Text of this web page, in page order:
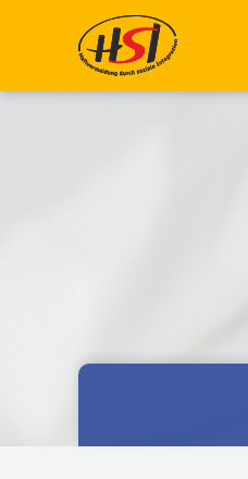
Zum Hauptinhalt